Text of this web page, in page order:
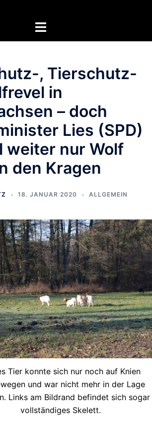
Menü
, Tierschutz-
in
– doch
Lies (SPD)
weiter nur Wolf
den Kragen
18. JANUAR 2020 ALLGEMEIN
Tier konnte sich nur noch auf Knien
und war nicht mehr in der Lage
Links am Bildrand befindet sich sogar
vollständiges Skelett.